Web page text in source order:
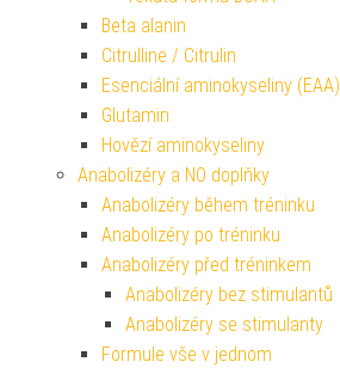
Beta alanin
Citrulline / Citrulin
Esenciální aminokyseliny (EAA)
Glutamin
Hovězí aminokyseliny
Anabolizéry a NO doplňky
Anabolizéry během tréninku
Anabolizéry po tréninku
Anabolizéry před tréninkem
Anabolizéry bez stimulantů
Anabolizéry se stimulanty
Formule vše v jednom